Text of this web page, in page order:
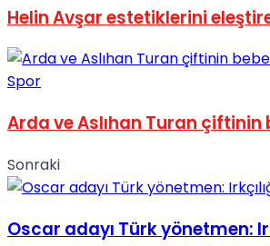
Helin Avşar estetiklerini
Spor
Arda ve Aslıhan Turan çiftinin
Sonraki
Oscar adayı Türk yönetmen: